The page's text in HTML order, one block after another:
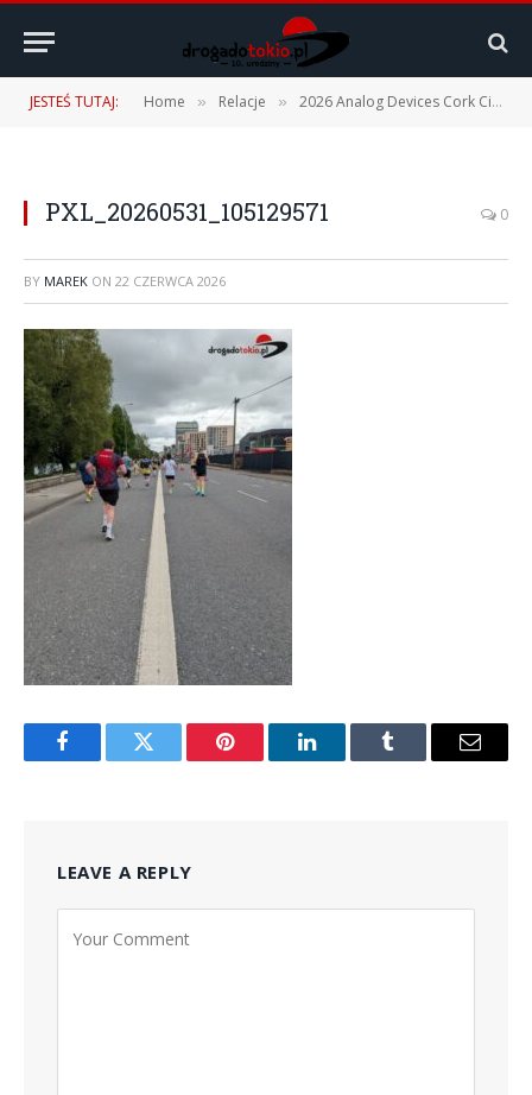
JESTEŚ TUTAJ: Home » Relacje » 2026 Analog Devices Cork City Marathon – 31.05.2026
PXL_20260531_105129571 0
BY MAREK ON 22 CZERWCA 2026
FacebookTwitter Pinterest LinkedInTumblr Email
LEAVE A REPLY